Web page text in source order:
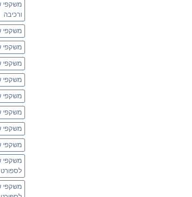
ורכיבה
משקפי
משקפי
משקפי
משקפי
משקפי
משקפי
משקפי
משקפי
לספורט
משקפי